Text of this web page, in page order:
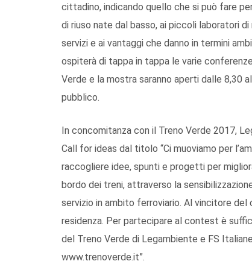
cittadino, indicando quello che si può fare
di riuso nate dal basso, ai piccoli laboratori
servizi e ai vantaggi che danno in termini
ospiterà di tappa in tappa le varie
Verde e la mostra saranno aperti dalle 8,30
pubblico.
In concomitanza con il Treno Verde 2017,
Call for ideas dal titolo “Ci muoviamo per
raccogliere idee, spunti e progetti per
bordo dei treni, attraverso la
servizio in ambito ferroviario. Al vincitore
residenza. Per partecipare al contest è
del Treno Verde di Legambiente e FS
www.trenoverde.it”.